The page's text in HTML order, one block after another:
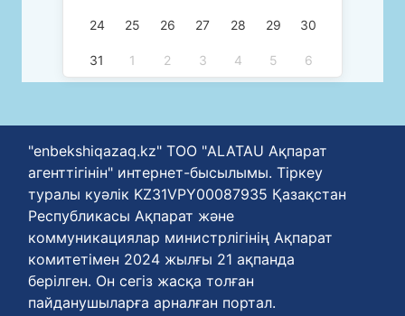
24 25 26 27 28 29 30
31 1 2 3 4 5 6
"enbekshiqazaq.kz" ТОО "ALATAU Ақпарат
агенттігінін" интернет-бысылымы. Тіркеу
туралы куәлік KZ31VPY00087935 Қазақстан
Республикасы Ақпарат және
коммуникациялар министрлігінің Ақпарат
комитетімен 2024 жылғы 21 ақпанда
берілген. Он сегіз жасқа толған
пайданушыларға арналған портал.